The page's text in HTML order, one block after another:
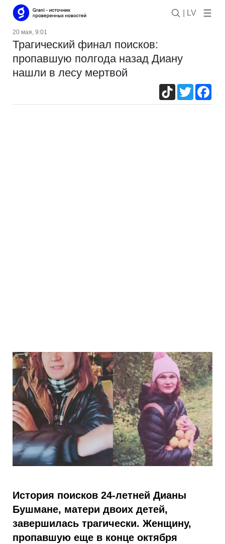
| LV
20 мая, 9:01
Трагический финал поисков:
пропавшую полгода назад Диану
нашли в лесу мертвой
TikTokTwitter
История поисков 24-летней Дианы
Бушмане, матери двоих детей,
завершилась трагически. Женщину,
пропавшую еще в конце октября